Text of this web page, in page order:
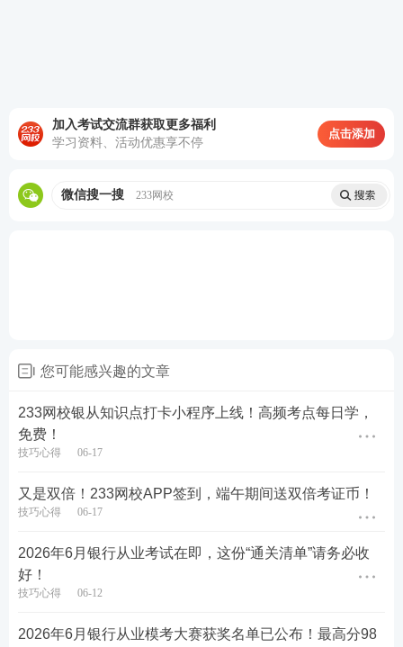
图三：除了题库，大家对课程的评价也非常高，一大
加入考试交流群获取更多福利
学习资料、活动优惠享不停
点击添加
微信搜一搜 233网校
您可能感兴趣的文章
233网校银从知识点打卡小程序上线！高频考点每日学，
免费！
技巧心得 06-17
又是双倍！233网校APP签到，端午期间送双倍考证币！
技巧心得 06-17
2026年6月银行从业考试在即，这份“通关清单”请务必收
好！
技巧心得 06-12
2026年6月银行从业模考大赛获奖名单已公布！最高分98